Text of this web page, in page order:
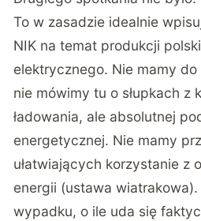
To w zasadzie idealnie
NIK na temat produkcji
elektrycznego. Nie mamy
nie mówimy tu o słupkach z
ładowania, ale absolutnej
energetycznej. Nie mamy
ułatwiających korzystanie z
energii (ustawa
wypadku, o ile uda się